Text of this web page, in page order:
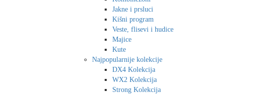
Jakne i prsluci
Kišni program
Veste, flisevi i hudice
Majice
Kute
Najpopularnije kolekcije
DX4 Kolekcija
WX2 Kolekcija
Strong Kolekcija